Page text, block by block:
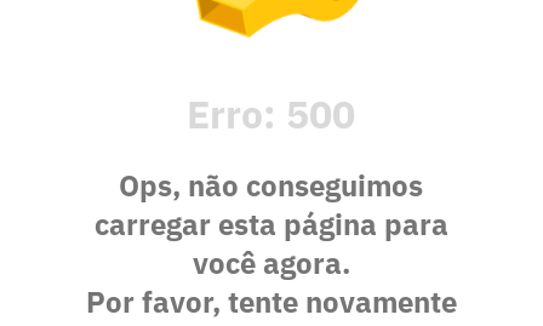
Erro: 500
Ops, não conseguimos
carregar esta página para
você agora.
Por favor, tente novamente